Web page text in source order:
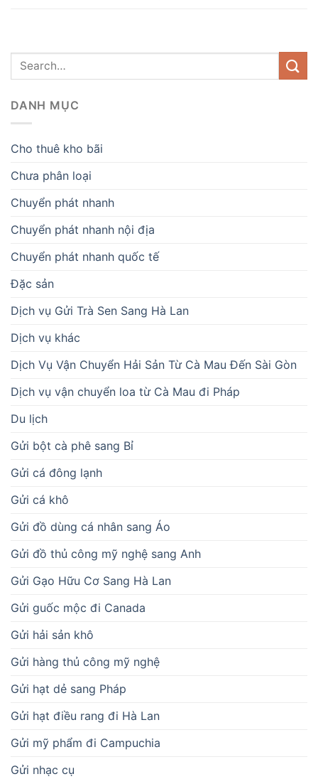
DANH MỤC
Cho thuê kho bãi
Chưa phân loại
Chuyển phát nhanh
Chuyển phát nhanh nội địa
Chuyển phát nhanh quốc tế
Đặc sản
Dịch vụ Gửi Trà Sen Sang Hà Lan
Dịch vụ khác
Dịch Vụ Vận Chuyển Hải Sản Từ Cà Mau Đến Sài Gòn
Dịch vụ vận chuyển loa từ Cà Mau đi Pháp
Du lịch
Gửi bột cà phê sang Bỉ
Gửi cá đông lạnh
Gửi cá khô
Gửi đồ dùng cá nhân sang Áo
Gửi đồ thủ công mỹ nghệ sang Anh
Gửi Gạo Hữu Cơ Sang Hà Lan
Gửi guốc mộc đi Canada
Gửi hải sản khô
Gửi hàng thủ công mỹ nghệ
Gửi hạt dẻ sang Pháp
Gửi hạt điều rang đi Hà Lan
Gửi mỹ phẩm đi Campuchia
Gửi nhạc cụ